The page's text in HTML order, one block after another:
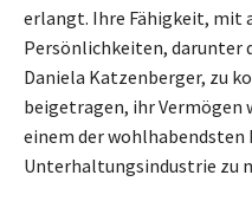
erlangt. Ihre Fähigkeit, mit
Persönlichkeiten, darunter
Daniela Katzenberger, zu
beigetragen, ihr Vermögen
einem der wohlhabendsten
Unterhaltungsindustrie zu